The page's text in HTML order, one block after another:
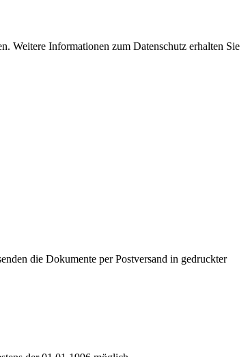
Weitere Informationen zum Datenschutz erhalten Sie
die Dokumente per Postversand in gedruckter